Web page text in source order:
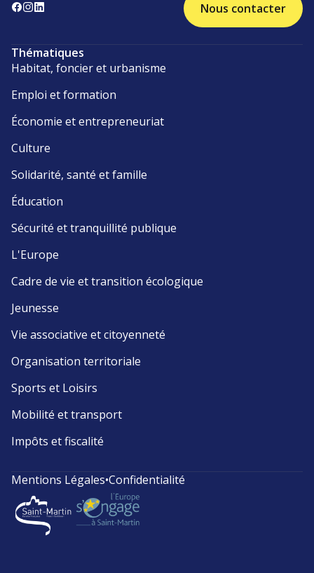
Nous contacter
Thématiques
Habitat, foncier et urbanisme
Emploi et formation
Économie et entrepreneuriat
Culture
Solidarité, santé et famille
Éducation
Sécurité et tranquillité publique
L'Europe
Cadre de vie et transition écologique
Jeunesse
Vie associative et citoyenneté
Organisation territoriale
Sports et Loisirs
Mobilité et transport
Impôts et fiscalité
Mentions Légales•Confidentialité